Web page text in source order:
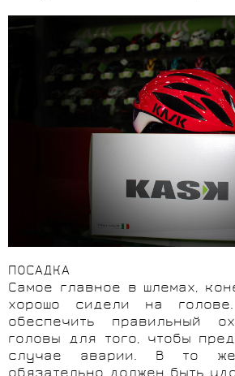
ПОСАДКА
Самое главное в шлемах,
хорошо сидели на
обеспечить правильный
головы для того, чтобы
случае аварии. В то